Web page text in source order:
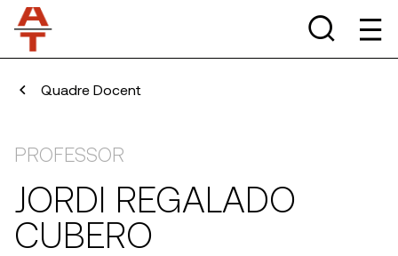
Quadre Docent
PROFESSOR
JORDI REGALADO
CUBERO